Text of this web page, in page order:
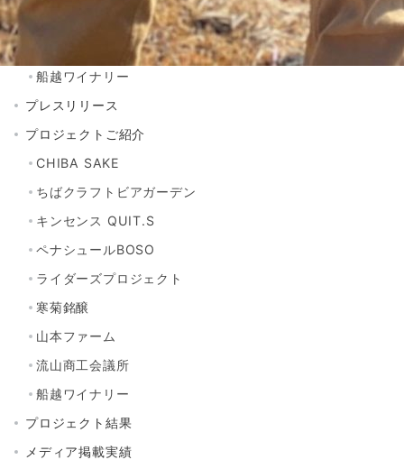
ライダーズ神社実行委員会
船越ワイナリー
プレスリリース
プロジェクトご紹介
CHIBA SAKE
ちばクラフトビアガーデン
キンセンス QUIT.S
ペナシュールBOSO
ライダーズプロジェクト
寒菊銘醸
山本ファーム
流山商工会議所
船越ワイナリー
プロジェクト結果
メディア掲載実績